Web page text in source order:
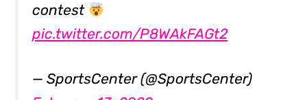
contest
pic.twitter.com/P8WAkFAGt2
— SportsCenter (@SportsCenter)